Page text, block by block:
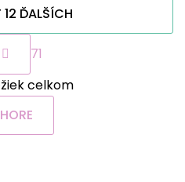
O
v
l
á
d
ĎALŠÍCH
S
r
á
n
k
o
71
celkom
HORE